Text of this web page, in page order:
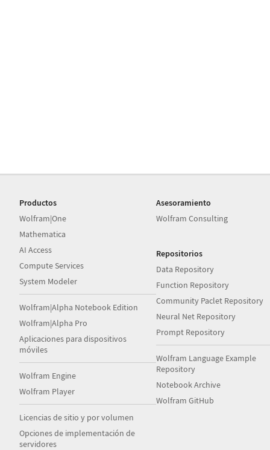
Productos
Wolfram|One
Mathematica
AI Access
Compute Services
System Modeler
Wolfram|Alpha Notebook Edition
Wolfram|Alpha Pro
Aplicaciones para dispositivos
móviles
Wolfram Engine
Wolfram Player
Licencias de sitio y por volumen
Opciones de implementación de
servidores
Asesoramiento
Wolfram Consulting
Repositorios
Data Repository
Function Repository
Community Paclet Repository
Neural Net Repository
Prompt Repository
Wolfram Language Example
Repository
Notebook Archive
Wolfram GitHub